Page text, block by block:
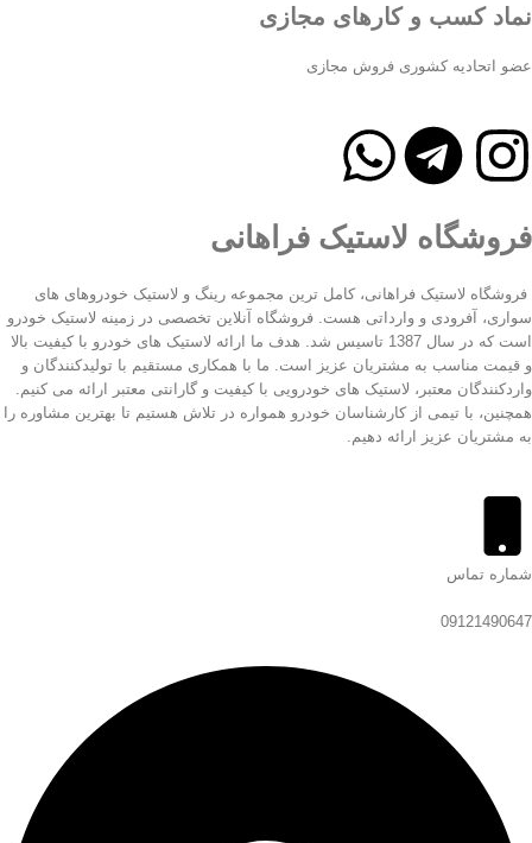
نماد کسب و کارهای مجازی
عضو اتحادیه کشوری فروش مجازی
فروشگاه لاستیک فراهانی
فروشگاه لاستیک فراهانی، کامل ترین مجموعه رینگ و لاستیک خودروهای های
سواری، آفرودی و وارداتی هست. فروشگاه آنلاین تخصصی در زمینه لاستیک خودرو
است که در سال 1387 تاسیس شد. هدف ما ارائه لاستیک های خودرو با کیفیت بالا
و قیمت مناسب به مشتریان عزیز است. ما با همکاری مستقیم با تولیدکنندگان و
واردکنندگان معتبر، لاستیک های خودرویی با کیفیت و گارانتی معتبر ارائه می کنیم.
همچنین، با تیمی از کارشناسان خودرو همواره در تلاش هستیم تا بهترین مشاوره را
به مشتریان عزیز ارائه دهیم.
شماره تماس
09121490647